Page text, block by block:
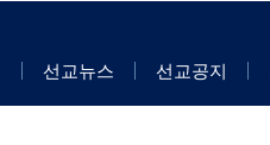
선교뉴스 선교공지